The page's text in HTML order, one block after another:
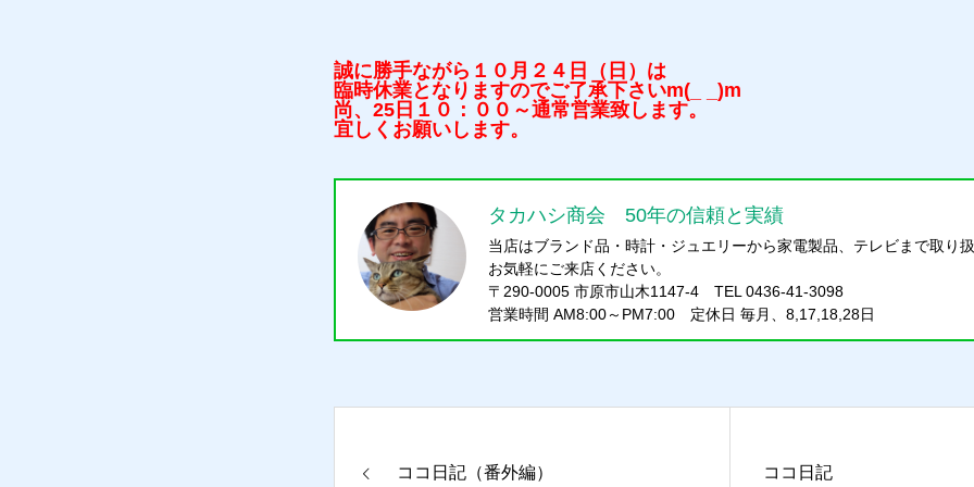
誠に勝手ながら１０月２４日（日）は
臨時休業となりますのでご了承下さいm(_ _)m
尚、25日１０：００～通常営業致します。
宜しくお願いします。
タカハシ商会 50年の信頼と実績
当店はブランド品・時計・ジュエリーから家電製品、テレビまで取り扱
お気軽にご来店ください。
〒290-0005 市原市山木1147-4 TEL 0436-41-3098
営業時間 AM8:00～PM7:00 定休日 毎月、8,17,18,28日
ココ日記（番外編） ココ日記